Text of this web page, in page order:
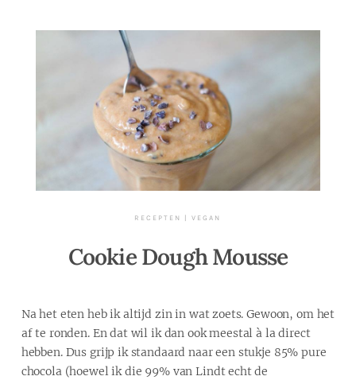
RECEPTEN |VEGAN
Cookie Dough Mousse
Na het eten heb ik altijd zin in wat zoets. Gewoon, om het
af te ronden. En dat wil ik dan ook meestal à la direct
hebben. Dus grijp ik standaard naar een stukje 85% pure
chocola (hoewel ik die 99% van Lindt echt de